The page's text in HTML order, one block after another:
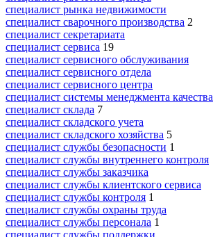
специалист рынка недвижимости
специалист сварочного производства 2
специалист секретариата
специалист сервиса 19
специалист сервисного обслуживания
специалист сервисного отдела
специалист сервисного центра
специалист системы менеджмента качества
специалист склада 7
специалист складского учета
специалист складского хозяйства 5
специалист службы безопасности 1
специалист службы внутреннего контроля
специалист службы заказчика
специалист службы клиентского сервиса
специалист службы контроля 1
специалист службы охраны труда
специалист службы персонала 1
специалист службы поддержки